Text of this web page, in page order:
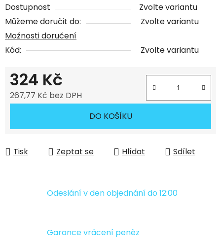
Dostupnost
Zvolte variantu
Můžeme doručit do:
Zvolte variantu
Možnosti doručení
Kód:
Zvolte variantu
324 Kč
267,77 Kč bez DPH
DO KOŠÍKU
Tisk Zeptat se Hlídat Sdílet
Odeslání v den objednání do 12:00
Garance vrácení peněz